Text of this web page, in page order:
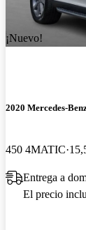
¡Nuevo!
2020 Mercedes-
450 4MATIC
Entrega a
El precio